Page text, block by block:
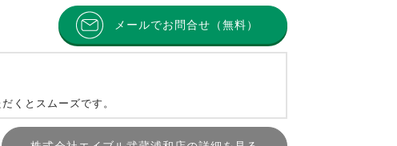
メールでお問合せ（無料）
くとスムーズです。